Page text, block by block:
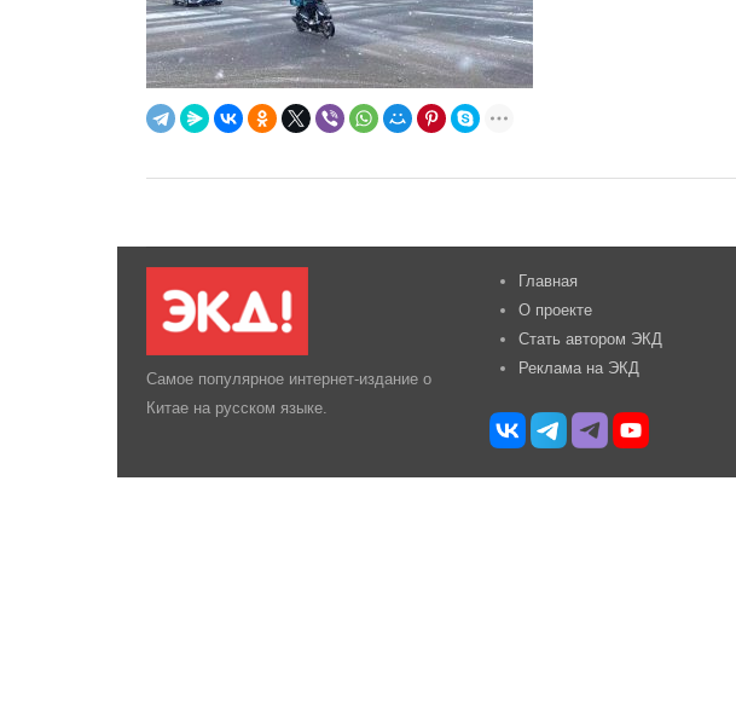
Самое популярное интернет-издание о
Китае на русском языке.
Главная
О проекте
Стать автором ЭКД
Реклама на ЭКД